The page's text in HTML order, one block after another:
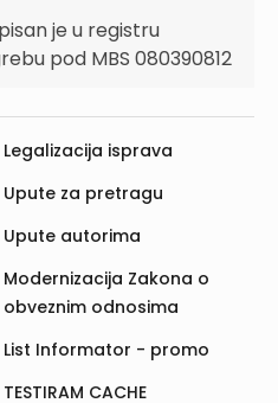
je u registru
pod MBS 080390812
Legalizacija isprava
Upute za pretragu
Upute autorima
Modernizacija Zakona o
obveznim odnosima
List Informator - promo
TESTIRAM CACHE